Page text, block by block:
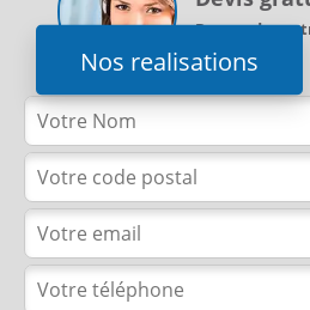
Nos realisations
Demandez